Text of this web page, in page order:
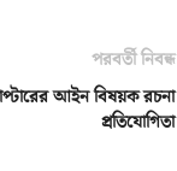
পরবর্তী নিবন্ধ
আইন বিষয়ক রচনা
প্রতিযোগিতা